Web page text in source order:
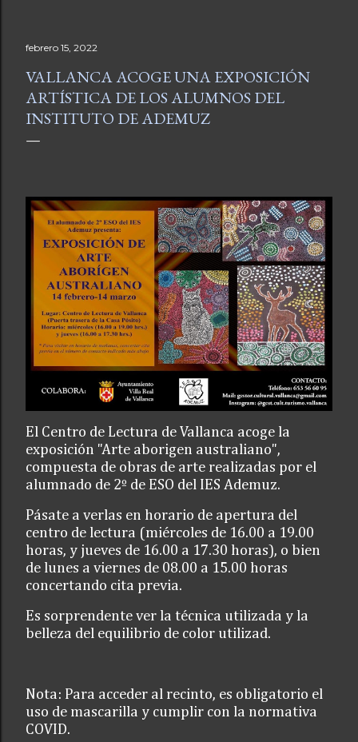
febrero 15, 2022
VALLANCA ACOGE UNA EXPOSICIÓN
ARTÍSTICA DE LOS ALUMNOS DEL
INSTITUTO DE ADEMUZ
El Centro de Lectura de Vallanca acoge la
exposición "Arte aborigen australiano",
compuesta de obras de arte realizadas por el
alumnado de 2º de ESO del IES Ademuz.
Pásate a verlas en horario de apertura del
centro de lectura (miércoles de 16.00 a 19.00
horas, y jueves de 16.00 a 17.30 horas), o bien
de lunes a viernes de 08.00 a 15.00 horas
concertando cita previa.
Es sorprendente ver la técnica utilizada y la
belleza del equilibrio de color utilizad.
Nota: Para acceder al recinto, es obligatorio el
uso de mascarilla y cumplir con la normativa
COVID.